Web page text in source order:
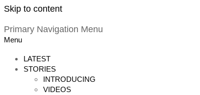
Skip to content
Primary Navigation Menu
Menu
LATEST
STORIES
INTRODUCING
VIDEOS